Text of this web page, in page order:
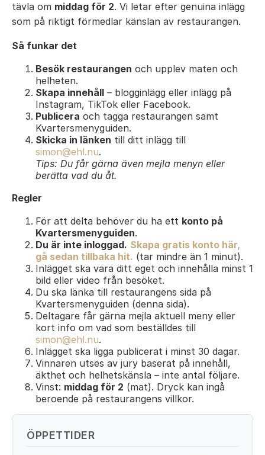
tävla om middag för 2. Vi letar efter genuina inlägg
som på riktigt förmedlar känslan av restaurangen.
Så funkar det
Besök restaurangen och upplev maten och
helheten.
Skapa innehåll – blogginlägg eller inlägg på
Instagram, TikTok eller Facebook.
Publicera och tagga restaurangen samt
Kvartersmenyguiden.
Skicka in länken till ditt inlägg till
simon@ehl.nu.
Tips: Du får gärna även mejla menyn eller
berätta vad du åt.
Regler
För att delta behöver du ha ett konto på
Kvartersmenyguiden.
Du är inte inloggad. Skapa gratis konto här,
gå sedan tillbaka hit. (tar mindre än 1 minut).
Inlägget ska vara ditt eget och innehålla minst 1
bild eller video från besöket.
Du ska länka till restaurangens sida på
Kvartersmenyguiden (denna sida).
Deltagare får gärna mejla aktuell meny eller
kort info om vad som beställdes till
simon@ehl.nu.
Inlägget ska ligga publicerat i minst 30 dagar.
Vinnaren utses av jury baserat på innehåll,
äkthet och helhetskänsla – inte antal följare.
Vinst: middag för 2 (mat). Dryck kan ingå
beroende på restaurangens villkor.
ÖPPETTIDER